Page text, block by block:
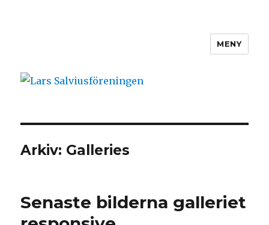
MENY
Arkiv: Galleries
Senaste bilderna galleriet